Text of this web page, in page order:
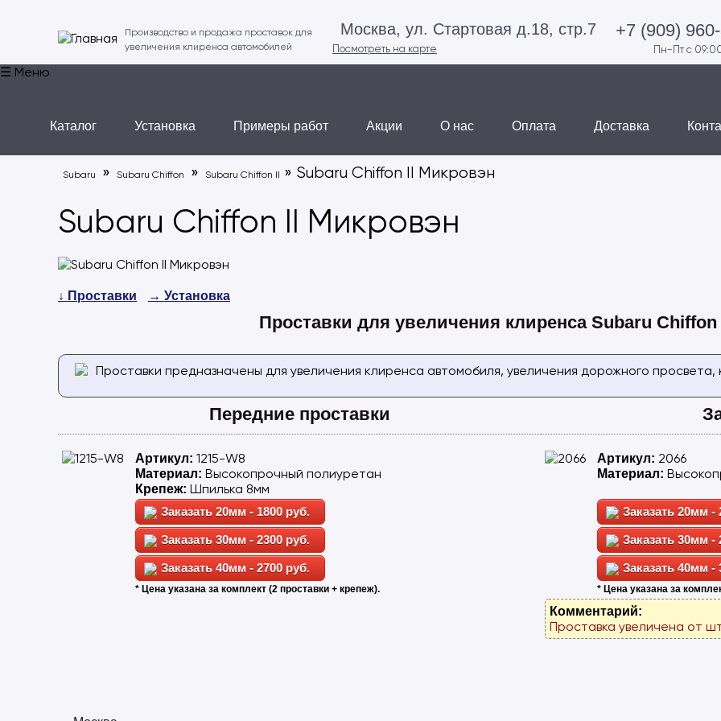
Производство и продажа проставок для
увеличения клиренса автомобилей
Москва, ул. Стартовая д.18, стр.7
Посмотреть на карте
+7 (909)
Пн-Пт с
☰ Меню
Каталог Установка Примеры работ Акции О нас Оплата Доставка
Subaru » Subaru Chiffon » Subaru Chiffon II » Subaru Chiffon II Микровэн
Subaru Chiffon II Микровэн
↓ Проставки → Установка
Проставки для увеличения клиренса Subaru
Проставки предназначены для увеличения клиренса автомобиля, увеличения дорожного
Передние проставки
Артикул: 1215-W8
Материал: Высокопрочный полиуретан
Крепеж: Шпилька 8мм
20мм - 1800 руб.
30мм - 2300 руб.
40мм - 2700 руб.
* Цена указана за комплект (2 проставки + крепеж).
Артикул: 2066
Материал:
20мм -
30мм -
40мм -
* Цена указана за
Комментарий:
Проставка увеличена от